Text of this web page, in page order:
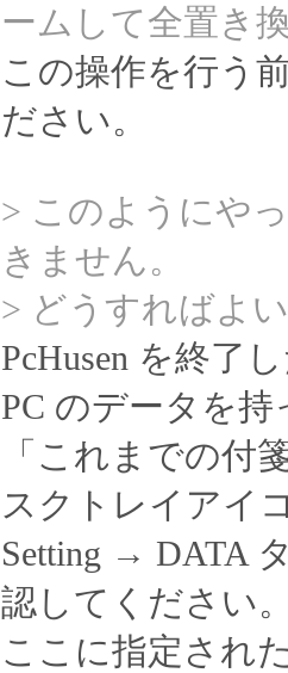
ームして全置き
この操作を行う
ださい。
> このようにや
きません。
> どうすればよ
PcHusen を終了
PC のデータを持
「これまでの付
スクトレイアイ
Setting → DATA
認してください
ここに指定され